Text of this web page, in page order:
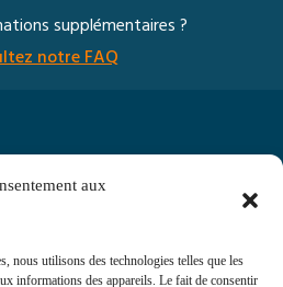
aux
nous utilisons des technologies telles que les
informations des appareils. Le fait de consentir
supplémentaires ?
notre FAQ
experts